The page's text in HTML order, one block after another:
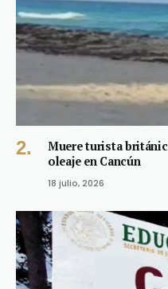
Muere turista
oleaje en Cancún
18 julio, 2026